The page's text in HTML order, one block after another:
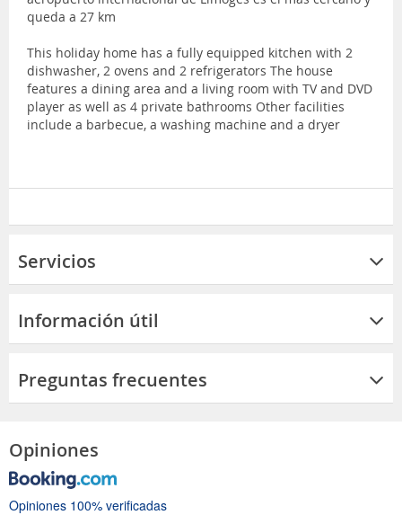
queda a 27 km
This holiday home has a fully equipped kitchen with 2
dishwasher, 2 ovens and 2 refrigerators The house
features a dining area and a living room with TV and DVD
player as well as 4 private bathrooms Other facilities
include a barbecue, a washing machine and a dryer
Servicios
Información útil
Preguntas frecuentes
Opiniones
Opiniones 100% verificadas